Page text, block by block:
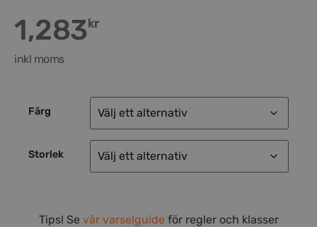
1,283kr
inkl moms
Färg
Storlek
Tips! Se vår varselguide för regler och klasser